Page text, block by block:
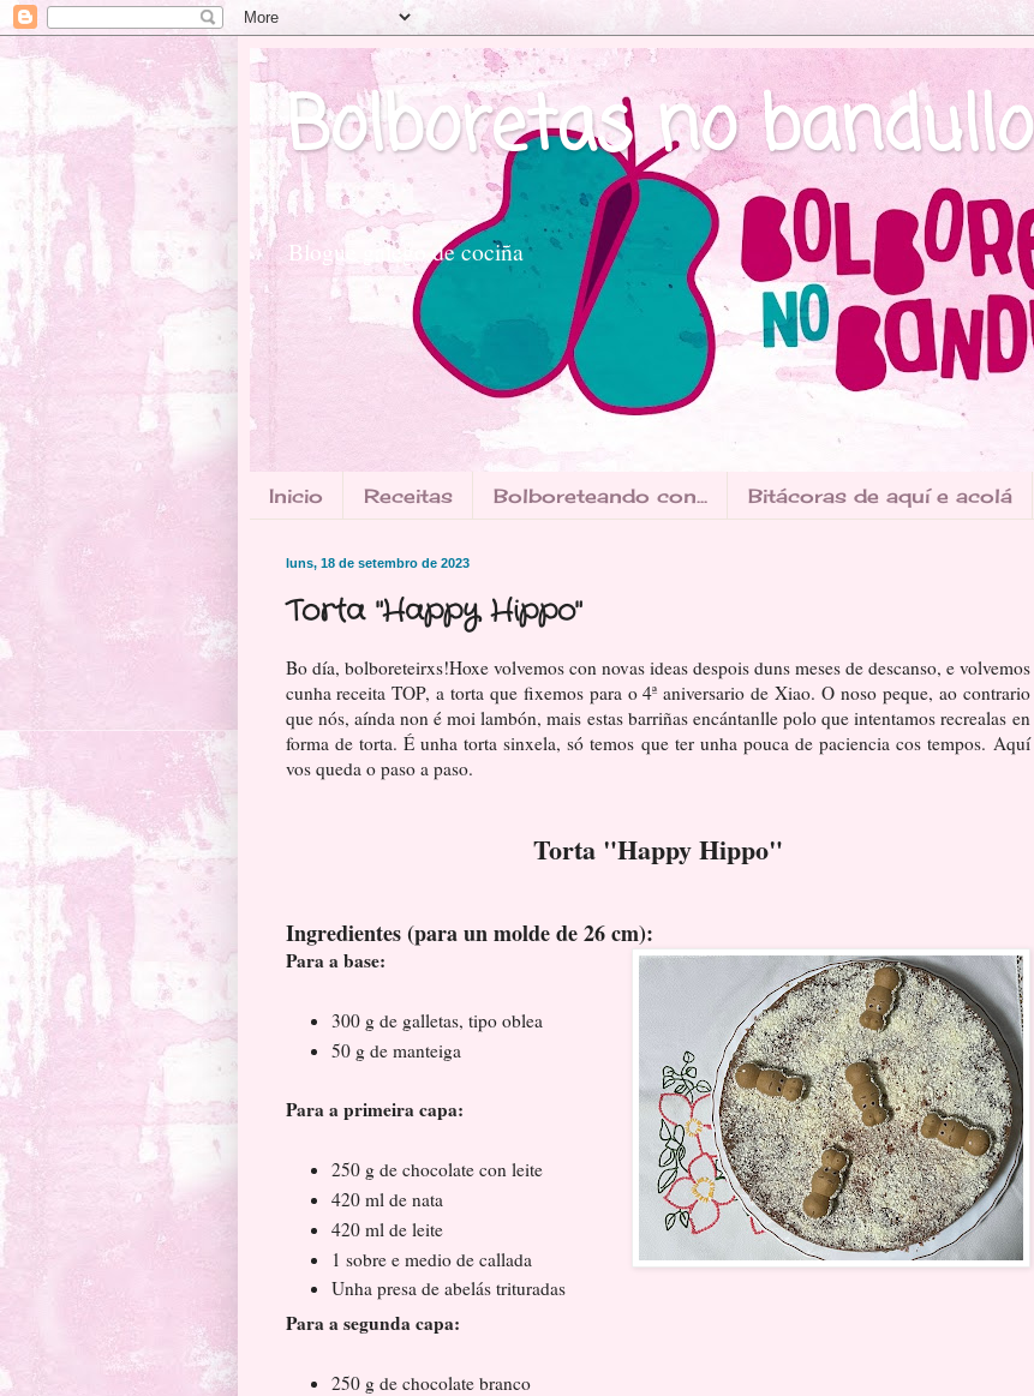
Bolboretas no bandullo
Blogue galego de cociña
Inicio Receitas Bolboreteando con... Bitácoras de aquí e acolá
luns, 18 de setembro de 2023
Torta "Happy Hippo"
Bo día, bolboreteirxs!Hoxe volvemos con novas ideas despois duns meses de descanso, e volvemos
cunha receita TOP, a torta que fixemos para o 4ª aniversario de Xiao. O noso peque, ao contrario
que nós, aínda non é moi lambón, mais estas barriñas encántanlle polo que intentamos recrealas en
forma de torta. É unha torta sinxela, só temos que ter unha pouca de paciencia cos tempos. Aquí
vos queda o paso a paso.
Torta "Happy Hippo"
Ingredientes (para un molde de 26 cm):
Para a base:
300 g de galletas, tipo oblea
50 g de manteiga
Para a primeira capa:
250 g de chocolate con leite
420 ml de nata
420 ml de leite
1 sobre e medio de callada
Unha presa de abelás trituradas
Para a segunda capa:
250 g de chocolate branco